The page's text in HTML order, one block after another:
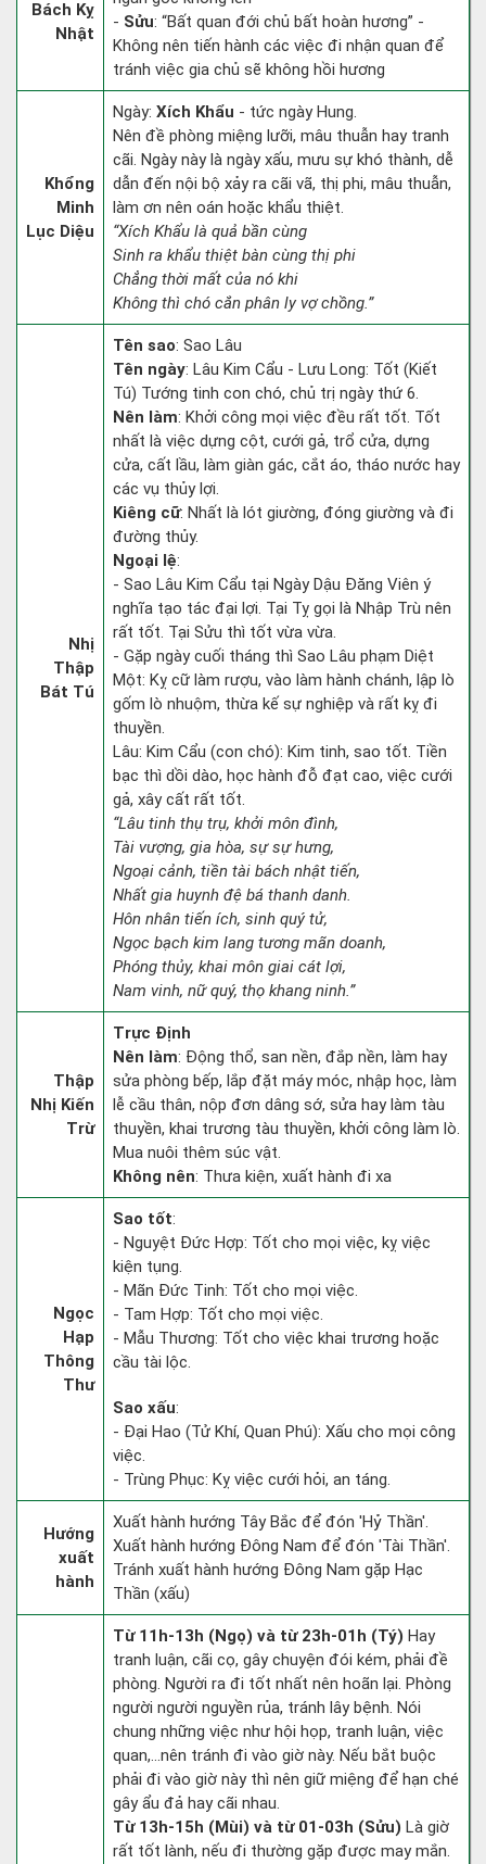
Bách Kỵ
Nhật
- Sửu: “Bất quan đới chủ bất hoàn hương” -
Không nên tiến hành các việc đi nhận quan để
tránh việc gia chủ sẽ không hồi hương
Khổng
Minh
Lục Diệu
Ngày: Xích Khẩu - tức ngày Hung.
Nên đề phòng miệng lưỡi, mâu thuẫn hay tranh
cãi. Ngày này là ngày xấu, mưu sự khó thành, dễ
dẫn đến nội bộ xảy ra cãi vã, thị phi, mâu thuẫn,
làm ơn nên oán hoặc khẩu thiệt.
“Xích Khẩu là quả bần cùng
Sinh ra khẩu thiệt bàn cùng thị phi
Chẳng thời mất của nó khi
Không thì chó cắn phân ly vợ chồng.”
Nhị
Thập
Bát Tú
Tên sao: Sao Lâu
Tên ngày: Lâu Kim Cẩu - Lưu Long: Tốt (Kiết
Tú) Tướng tinh con chó, chủ trị ngày thứ 6.
Nên làm: Khởi công mọi việc đều rất tốt. Tốt
nhất là việc dựng cột, cưới gả, trổ cửa, dựng
cửa, cất lầu, làm giàn gác, cắt áo, tháo nước hay
các vụ thủy lợi.
Kiêng cữ: Nhất là lót giường, đóng giường và đi
đường thủy.
Ngoại lệ:
- Sao Lâu Kim Cẩu tại Ngày Dậu Đăng Viên ý
nghĩa tạo tác đại lợi. Tại Tỵ gọi là Nhập Trù nên
rất tốt. Tại Sửu thì tốt vừa vừa.
- Gặp ngày cuối tháng thì Sao Lâu phạm Diệt
Một: Kỵ cữ làm rượu, vào làm hành chánh, lập lò
gốm lò nhuộm, thừa kế sự nghiệp và rất kỵ đi
thuyền.
Lâu: Kim Cẩu (con chó): Kim tinh, sao tốt. Tiền
bạc thì dồi dào, học hành đỗ đạt cao, việc cưới
gả, xây cất rất tốt.
“Lâu tinh thụ trụ, khởi môn đình,
Tài vượng, gia hòa, sự sự hưng,
Ngoại cảnh, tiền tài bách nhật tiến,
Nhất gia huynh đệ bá thanh danh.
Hôn nhân tiến ích, sinh quý tử,
Ngọc bạch kim lang tương mãn doanh,
Phóng thủy, khai môn giai cát lợi,
Nam vinh, nữ quý, thọ khang ninh.”
Thập
Nhị Kiến
Trừ
Trực Định
Nên làm: Động thổ, san nền, đắp nền, làm hay
sửa phòng bếp, lắp đặt máy móc, nhập học, làm
lễ cầu thân, nộp đơn dâng sớ, sửa hay làm tàu
thuyền, khai trương tàu thuyền, khởi công làm lò.
Mua nuôi thêm súc vật.
Không nên: Thưa kiện, xuất hành đi xa
Ngọc
Hạp
Thông
Thư
Sao tốt:
- Nguyệt Đức Hợp: Tốt cho mọi việc, kỵ việc
kiện tụng.
- Mãn Đức Tinh: Tốt cho mọi việc.
- Tam Hợp: Tốt cho mọi việc.
- Mẫu Thương: Tốt cho việc khai trương hoặc
cầu tài lộc.
Sao xấu:
- Đại Hao (Tử Khí, Quan Phú): Xấu cho mọi công
việc.
- Trùng Phục: Kỵ việc cưới hỏi, an táng.
Hướng
xuất
hành
Xuất hành hướng Tây Bắc để đón 'Hỷ Thần'.
Xuất hành hướng Đông Nam để đón 'Tài Thần'.
Tránh xuất hành hướng Đông Nam gặp Hạc
Thần (xấu)
Từ 11h-13h (Ngọ) và từ 23h-01h (Tý) Hay
tranh luận, cãi cọ, gây chuyện đói kém, phải đề
phòng. Người ra đi tốt nhất nên hoãn lại. Phòng
người người nguyền rủa, tránh lây bệnh. Nói
chung những việc như hội họp, tranh luận, việc
quan,…nên tránh đi vào giờ này. Nếu bắt buộc
phải đi vào giờ này thì nên giữ miệng để hạn ché
gây ẩu đả hay cãi nhau.
Từ 13h-15h (Mùi) và từ 01-03h (Sửu) Là giờ
rất tốt lành, nếu đi thường gặp được may mắn.